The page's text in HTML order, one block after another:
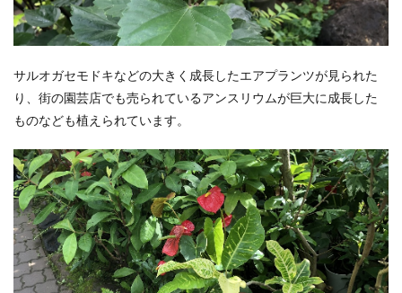
サルオガセモドキなどの大きく成長したエアプランツが見られた
り、街の園芸店でも売られているアンスリウムが巨大に成長した
ものなども植えられています。